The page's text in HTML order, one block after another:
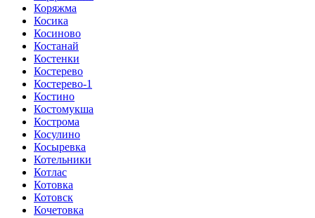
Коряжма
Косика
Косиново
Костанай
Костенки
Костерево
Костерево-1
Костино
Костомукша
Кострома
Косулино
Косыревка
Котельники
Котлас
Котовка
Котовск
Кочетовка